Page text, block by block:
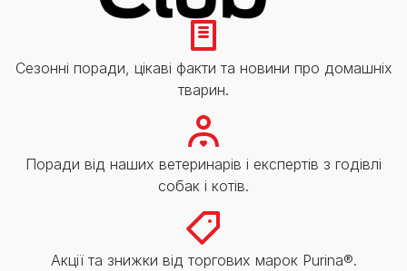
Сезонні поради, цікаві факти та новини про домашніх
тварин.
Поради від наших ветеринарів і експертів з годівлі
собак і котів.
Акції та знижки від торгових марок Purina®.